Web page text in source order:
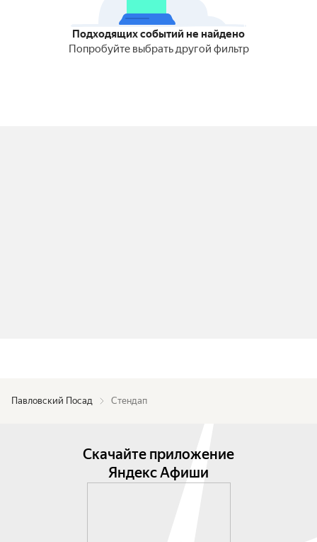
Подходящих событий не найдено
Попробуйте выбрать другой фильтр
Павловский Посад Стендап
Скачайте приложение
Яндекс Афиши